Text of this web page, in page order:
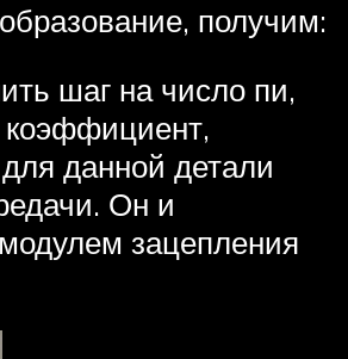
получим:
шаг на число пи,
данной детали
Он и
зацепления